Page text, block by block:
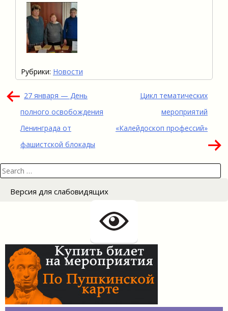
Рубрики: Новости
Навигация
по
записям
27 января — День
полного освобождения
Ленинграда от
фашистской блокады
Цикл тематических
мероприятий
«Калейдоскоп профессий»
Search
for:
Версия для слабовидящих